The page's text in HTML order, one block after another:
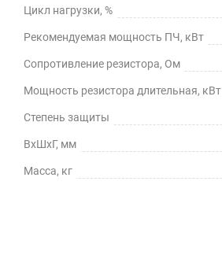
Цикл нагрузки, %
Рекомендуемая мощность ПЧ, кВт
Сопротивление резистора, Ом
Мощность резистора длительная, кВт
Степень защиты
ВхШхГ, мм
Масса, кг